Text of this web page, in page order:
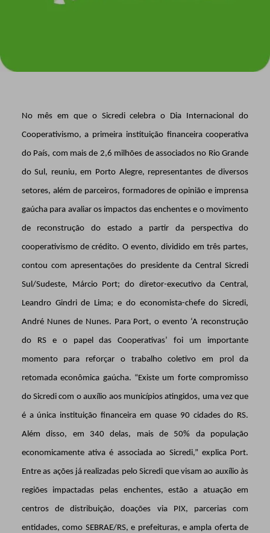
No mês em que o Sicredi celebra o Dia Internacional do
Cooperativismo, a primeira instituição financeira cooperativa
do País, com mais de 2,6 milhões de associados no Rio Grande
do Sul, reuniu, em Porto Alegre, representantes de diversos
setores, além de parceiros, formadores de opinião e imprensa
gaúcha para avaliar os impactos das enchentes e o movimento
de reconstrução do estado a partir da perspectiva do
cooperativismo de crédito. O evento, dividido em três partes,
contou com apresentações do presidente da Central Sicredi
Sul/Sudeste, Márcio Port; do diretor-executivo da Central,
Leandro Gindri de Lima; e do economista-chefe do Sicredi,
André Nunes de Nunes. Para Port, o evento ‘A reconstrução
do RS e o papel das Cooperativas’ foi um importante
momento para reforçar o trabalho coletivo em prol da
retomada econômica gaúcha. “Existe um forte compromisso
do Sicredi com o auxílio aos municípios atingidos, uma vez que
é a única instituição financeira em quase 90 cidades do RS.
Além disso, em 340 delas, mais de 50% da população
economicamente ativa é associada ao Sicredi,” explica Port.
Entre as ações já realizadas pelo Sicredi que visam ao auxílio às
regiões impactadas pelas enchentes, estão a atuação em
centros de distribuição, doações via PIX, parcerias com
entidades, como SEBRAE/RS, e prefeituras, e ampla oferta de